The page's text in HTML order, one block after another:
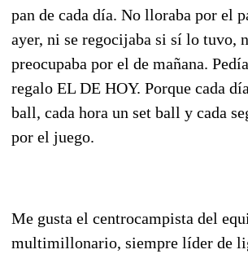
pan de cada día. No lloraba por el
ayer, ni se regocijaba si sí lo tuvo,
preocupaba por el de mañana.
regalo EL DE HOY. Porque cada
ball, cada hora un set ball y cada
por el juego.
Me gusta el centrocampista del
multimillonario, siempre líder de